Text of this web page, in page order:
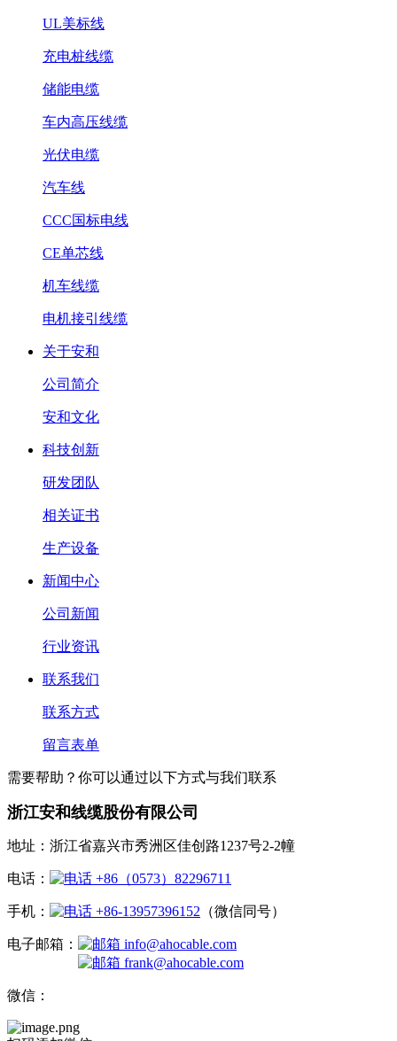
UL美标线
充电桩线缆
储能电缆
车内高压线缆
光伏电缆
汽车线
CCC国标电线
CE单芯线
机车线缆
电机接引线缆
关于安和
公司简介
安和文化
科技创新
研发团队
相关证书
生产设备
新闻中心
公司新闻
行业资讯
联系我们
联系方式
留言表单
需要帮助？你可以通过以下方式与我们联系
浙江安和线缆股份有限公司
地址：浙江省嘉兴市秀洲区佳创路1237号2-2幢
电话： +86（0573）82296711
手机： +86-13957396152 （微信同号）
电子邮箱：
info@ahocable.com
frank@ahocable.com
微信：